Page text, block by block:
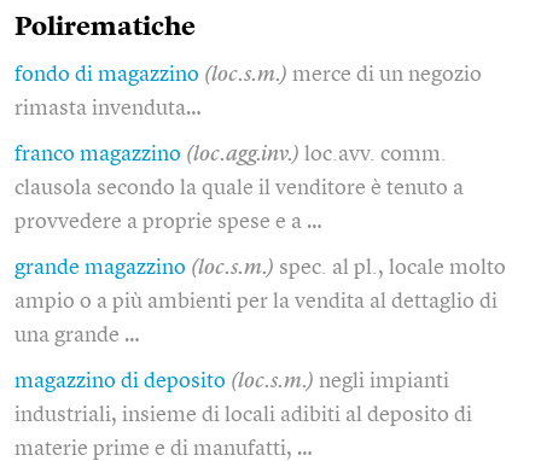
Polirematiche
fondo di magazzino (loc.s.m.) merce di un negozio
rimasta invenduta…
franco magazzino (loc.agg.inv.) loc.avv. comm.
clausola secondo la quale il venditore è tenuto a
provvedere a proprie spese e a …
grande magazzino (loc.s.m.) spec. al pl., locale molto
ampio o a più ambienti per la vendita al dettaglio di
una grande …
magazzino di deposito (loc.s.m.) negli impianti
industriali, insieme di locali adibiti al deposito di
materie prime e di manufatti, …